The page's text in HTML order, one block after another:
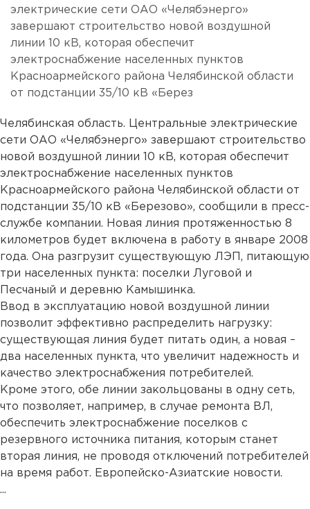
электрические сети ОАО «Челябэнерго»
завершают строительство новой воздушной
линии 10 кВ, которая обеспечит
электроснабжение населенных пунктов
Красноармейского района Челябинской области
от подстанции 35/10 кВ «Берез
Челябинская область. Центральные электрические
сети ОАО «Челябэнерго» завершают строительство
новой воздушной линии 10 кВ, которая обеспечит
электроснабжение населенных пунктов
Красноармейского района Челябинской области от
подстанции 35/10 кВ «Березово», сообщили в пресс-
службе компании. Новая линия протяженностью 8
километров будет включена в работу в январе 2008
года. Она разгрузит существующую ЛЭП, питающую
три населенных пункта: поселки Луговой и
Песчаный и деревню Камышинка.
Ввод в эксплуатацию новой воздушной линии
позволит эффективно распределить нагрузку:
существующая линия будет питать один, а новая –
два населенных пункта, что увеличит надежность и
качество электроснабжения потребителей.
Кроме этого, обе линии закольцованы в одну сеть,
что позволяет, например, в случае ремонта ВЛ,
обеспечить электроснабжение поселков с
резервного источника питания, которым станет
вторая линия, не проводя отключений потребителей
на время работ. Европейско-Азиатские новости.
...